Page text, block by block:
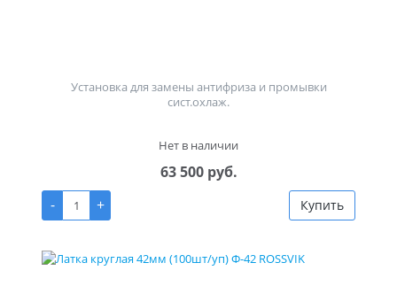
Установка для замены антифриза и промывки
сист.охлаж.
Нет в наличии
63 500 руб.
-
+ Купить